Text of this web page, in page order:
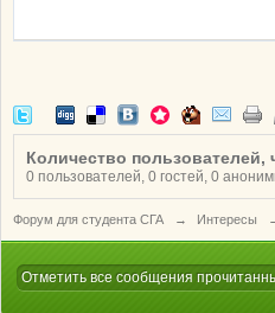
Количество пользователей,
0 пользователей, 0 гостей, 0
Форум для студента СГА → Интересы
Отметить все сообщения